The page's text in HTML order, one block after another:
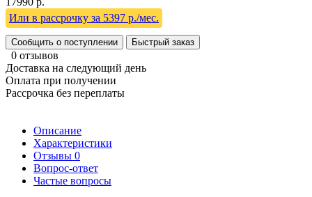
Или в рассрочку за 5397 р./мес.
Сообщить о поступлении Быстрый заказ
0 отзывов
Доставка на следующий день
Оплата при получении
Рассрочка без переплаты
Описание
Характеристики
Отзывы 0
Вопрос-ответ
Частые вопросы